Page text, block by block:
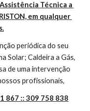
Técnica a
em qualquer
periódica do seu
Solar; Caldeira a Gás,
de uma intervenção
profissionais,
867 :: 309 758 838